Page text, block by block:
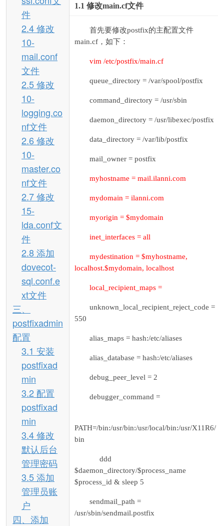
件
2.4 修改
10-
mail.conf
文件
2.5 修改
10-
logging.co
nf文件
2.6 修改
10-
master.co
nf文件
2.7 修改
15-
lda.conf文
件
2.8 添加
dovecot-
sql.conf.e
xt文件
三、
postfixadmin
配置
3.1 安装
postfixad
min
3.2 配置
postfixad
min
3.4 修改
默认后台
管理密码
3.5 添加
管理员账
户
四、添加
1.1修改main.cf文件
首先要修改postfix的主配置文件
main.cf，如下：
vim /etc/postfix/main.cf
queue_directory = /var/spool/postfix
command_directory = /usr/sbin
daemon_directory = /usr/libexec/postfix
data_directory = /var/lib/postfix
mail_owner = postfix
myhostname = mail.ilanni.com
mydomain = ilanni.com
myorigin = $mydomain
inet_interfaces = all
mydestination = $myhostname,
localhost.$mydomain, localhost
local_recipient_maps =
unknown_local_recipient_reject_code =
550
alias_maps = hash:/etc/aliases
alias_database = hash:/etc/aliases
debug_peer_level = 2
debugger_command =
PATH=/bin:/usr/bin:/usr/local/bin:/usr/X11R6/
bin
ddd
$daemon_directory/$process_name
$process_id & sleep 5
sendmail_path =
/usr/sbin/sendmail.postfix